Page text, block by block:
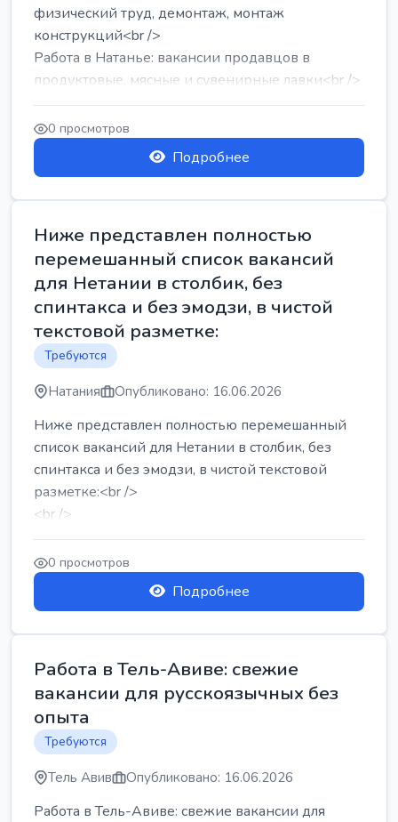
физический труд, демонтаж, монтаж
конструкций<br />
Работа в Натанье: вакансии продавцов в
продуктовые, мясные и сувенирные лавки<br />
Разнорабочий на сборку м...
0 просмотров
Подробнее
Ниже представлен полностью
перемешанный список вакансий
для Нетании в столбик, без
спинтакса и без эмодзи, в чистой
текстовой разметке:
Требуются
Натания Опубликовано: 16.06.2026
Ниже представлен полностью перемешанный
список вакансий для Нетании в столбик, без
спинтакса и без эмодзи, в чистой текстовой
разметке:<br />
<br />
Работа в Нетании на мебельном производстве:
требу...
0 просмотров
Подробнее
Работа в Тель-Авиве: свежие
вакансии для русскоязычных без
опыта
Требуются
Тель Авив Опубликовано: 16.06.2026
Работа в Тель-Авиве: свежие вакансии для